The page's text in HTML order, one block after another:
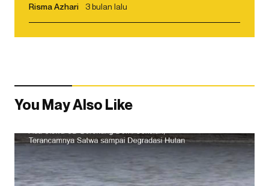
Risma Azhari 3 bulan lalu
You May Also Like